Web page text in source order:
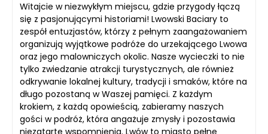
Witajcie w niezwykłym miejscu, gdzie przygody łączą
się z pasjonującymi historiami! Lwowski Baciary to
zespół entuzjastów, którzy z pełnym zaangażowaniem
organizują wyjątkowe podróże do urzekającego Lwowa
oraz jego malowniczych okolic. Nasze wycieczki to nie
tylko zwiedzanie atrakcji turystycznych, ale również
odkrywanie lokalnej kultury, tradycji i smaków, które na
długo pozostaną w Waszej pamięci. Z każdym
krokiem, z każdą opowieścią, zabieramy naszych
gości w podróż, która angażuje zmysły i pozostawia